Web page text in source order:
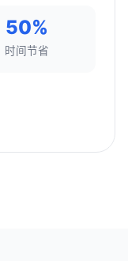
50%
时间节省